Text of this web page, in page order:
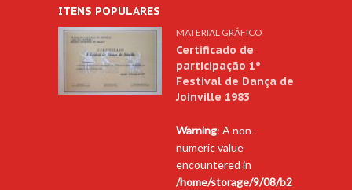
ITENS POPULARES
MATERIAL GRÁFICO
Certificado de
participação 1º
Festival de Dança de
Joinville 1983
Warning: A non-
numeric value
encountered in
/home/storage/9/08/b2